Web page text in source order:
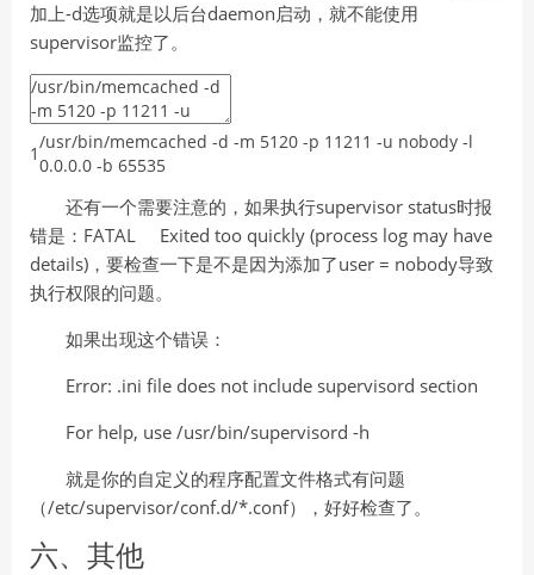
加上-d选项就是以后台daemon启动，就不能使用
supervisor监控了。
1
/usr/bin/memcached -d -m 5120 -p 11211 -u nobody -l
0.0.0.0 -b 65535
还有一个需要注意的，如果执行supervisor status时报
错是：FATAL Exited too quickly (process log may have
details)，要检查一下是不是因为添加了user = nobody导致
执行权限的问题。
如果出现这个错误：
Error: .ini file does not include supervisord section
For help, use /usr/bin/supervisord -h
就是你的自定义的程序配置文件格式有问题
（/etc/supervisor/conf.d/*.conf），好好检查了。
六、其他